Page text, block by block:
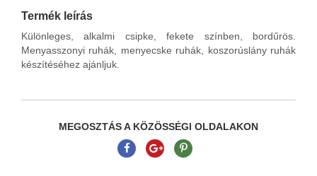
Termék leírás
Különleges, alkalmi csipke, fekete színben, bordűrös.
Menyasszonyi ruhák, menyecske ruhák, koszorúslány ruhák
készítéséhez ajánljuk.
MEGOSZTÁS A KÖZÖSSÉGI OLDALAKON